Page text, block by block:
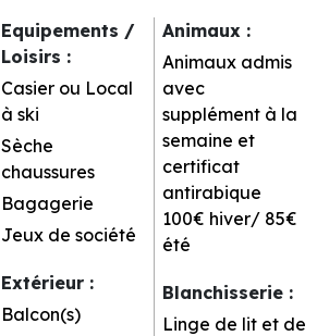
Equipements /
Loisirs :
Casier ou Local
à ski
Sèche
chaussures
Bagagerie
Jeux de société
Extérieur :
Balcon(s)
Animaux :
Animaux admis
avec
supplément à la
semaine et
certificat
antirabique
100€ hiver/ 85€
été
Blanchisserie :
Linge de lit et de